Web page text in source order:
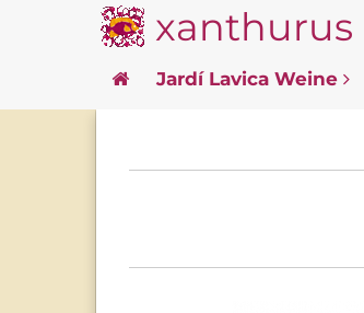
xanthurus
Jardí Lavica Weine